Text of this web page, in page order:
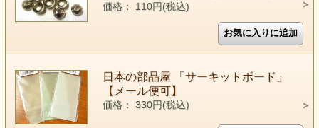
価格： 110円(税込)
日本の部品屋 「サーキットボード」
【メール便可】
価格： 330円(税込)